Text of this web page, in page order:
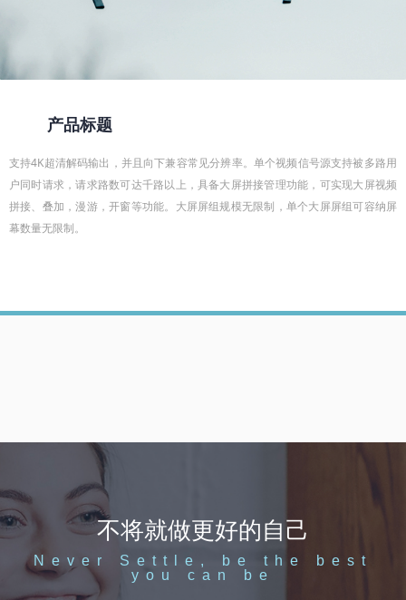
不将就做更好的自己
Never Settle, be the best
you can be
产品标题
支持4K超清解码输出，并且向下兼容常见分辨率。单个视频信号源支持被多路用
户同时请求，请求路数可达千路以上，具备大屏拼接管理功能，可实现大屏视频
拼接、叠加，漫游，开窗等功能。大屏屏组规模无限制，单个大屏屏组可容纳屏
幕数量无限制。